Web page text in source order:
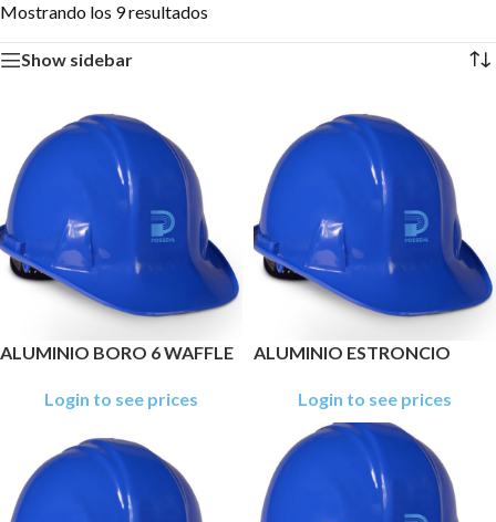
Mostrando los 9 resultados
Show sidebar
ALUMINIO BORO 6 WAFFLE
Login to see prices
ALUMINIO ESTRONCIO
Login to see prices